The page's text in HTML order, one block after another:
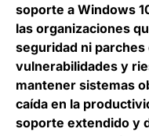
soporte a Windows
las organizaciones
seguridad ni
vulnerabilidades y
mantener sistemas
caída en la
soporte extendido y